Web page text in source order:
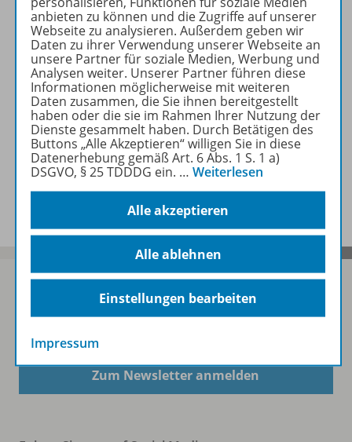
Informationen
Weitere Inhalte der Ausgabe
Spar-Pakete
Sofort profitieren
Zum Newsletter anmelden
anbieten zu können und die Zugriffe auf unserer
Webseite zu analysieren. Außerdem geben wir
Daten zu ihrer Verwendung unserer Webseite an
unsere Partner für soziale Medien, Werbung und
Analysen weiter. Unserer Partner führen diese
Informationen möglicherweise mit weiteren
Daten zusammen, die Sie ihnen bereitgestellt
haben oder die sie im Rahmen Ihrer Nutzung der
Dienste gesammelt haben. Durch Betätigen des
Buttons „Alle Akzeptieren“ willigen Sie in diese
Datenerhebung gemäß Art. 6 Abs. 1 S. 1 a)
DSGVO, § 25 TDDDG ein. … Weiterlesen
Alle akzeptieren
Alle ablehnen
Einstellungen bearbeiten
Impressum